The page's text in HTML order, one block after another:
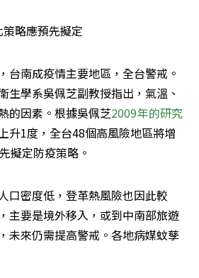
策略應預先擬定
台南成疫情主要地區，全台警戒。
生學系吳佩芝副教授指出，氣溫、
的因素。根據吳佩芝2009年的研究
升1度，全台48個高風險地區將增
擬定防疫策略。
口密度低，登革熱風險也因此較
主要是境外移入，或到中南部旅遊
未來仍需提高警戒。各地病媒蚊孳